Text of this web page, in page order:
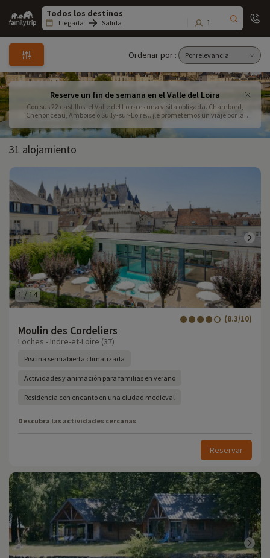
Family
trip
Llegada Salida 1
Ordenar por :
Reserve un fin de semana en el Valle del Loira
Con sus 22 castillos, el Valle del Loira es una visita obligada. Chambord,
Chenonceau, Amboise o Sully-sur-Loire... ¡le prometemos un viaje por la
31 alojamiento
1 /14
Moulin des Cordeliers
(8.3/10)
Loches - Indre-et-Loire (37)
Piscina semiabierta climatizada
Actividades y animación para familias en verano
Residencia con encanto en una ciudad medieval
Descubra las actividades cercanas
Reservar